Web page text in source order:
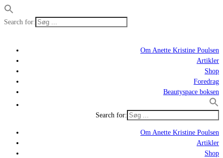
Search for:
Om Anette Kristine Poulsen
Artikler
Shop
Foredrag
Beautyspace boksen
Search for:
Om Anette Kristine Poulsen
Artikler
Shop